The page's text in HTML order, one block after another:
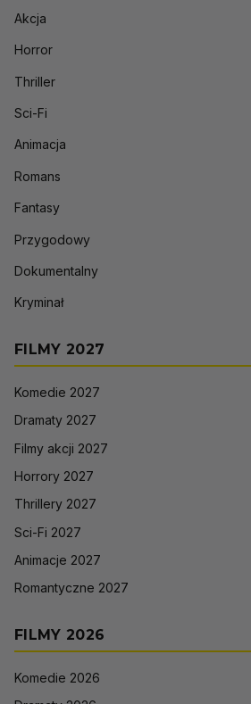
Akcja
Horror
Thriller
Sci-Fi
Animacja
Romans
Fantasy
Przygodowy
Dokumentalny
Kryminał
FILMY 2027
Komedie 2027
Dramaty 2027
Filmy akcji 2027
Horrory 2027
Thrillery 2027
Sci-Fi 2027
Animacje 2027
Romantyczne 2027
FILMY 2026
Komedie 2026